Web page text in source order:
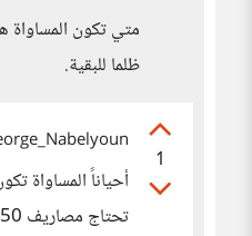
متي تكون المساواة
ظلما للبقية.
1